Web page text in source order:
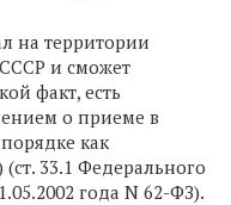
на территории
и сможет
факт, есть
о приеме в
как
33.1 Федерального
года N 62-ФЗ).